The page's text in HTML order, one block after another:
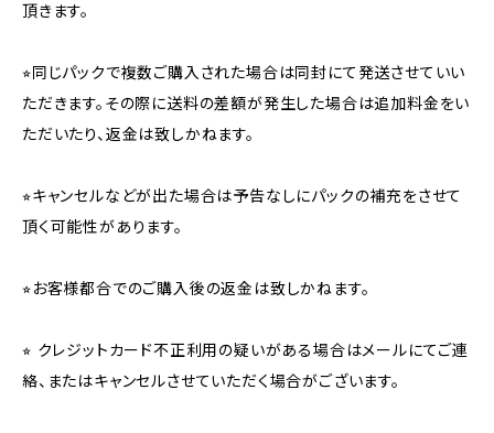
頂きます。
⭐︎同じパックで複数ご購入された場合は同封にて発送させていい
ただきます。その際に送料の差額が発生した場合は追加料金をい
ただいたり、返金は致しかねます。
⭐︎キャンセルなどが出た場合は予告なしにパックの補充をさせて
頂く可能性があります。
⭐︎お客様都合でのご購入後の返金は致しかねます。
⭐︎ クレジットカード不正利用の疑いがある場合はメールにてご連
絡、またはキャンセルさせていただく場合がございます。